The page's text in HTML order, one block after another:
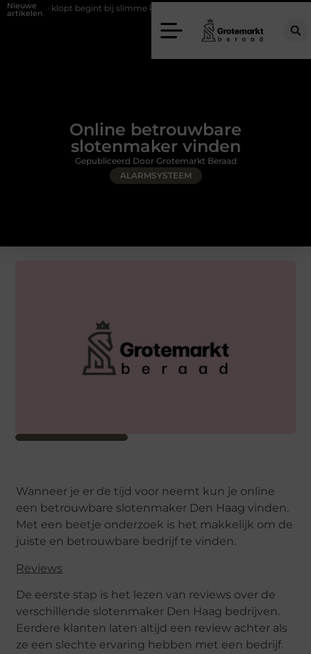
Nieuwe
artikelen
klopt begint bij slimme keuzes
Online betrouwbare
slotenmaker vinden
ALARMSYSTEEM
Gepubliceerd Door Grotemarkt Beraad
Wanneer je er de tijd voor neemt kun je online
een betrouwbare slotenmaker Den Haag vinden.
Met een beetje onderzoek is het makkelijk om de
juiste en betrouwbare bedrijf te vinden.
Reviews
De eerste stap is het lezen van reviews over de
verschillende slotenmaker Den Haag bedrijven.
Eerdere klanten laten altijd een review achter als
ze een slechte ervaring hebben met een bedrijf.